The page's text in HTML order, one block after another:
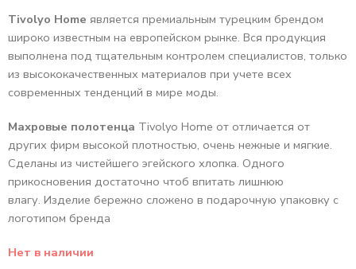
Tivolyo Home является премиальным турецким брендом
широко известным на европейском рынке. Вся продукция
выполнена под тщательным контролем специалистов, только
из высококачественных материалов при учете всех
современных тенденций в мире моды.
Махровые полотенца Tivolyo Home от отличается от
других фирм высокой плотностью, очень нежные и мягкие.
Сделаны из чистейшего эгейского хлопка. Одного
прикосновения достаточно чтоб впитать лишнюю
влагу. Изделие бережно сложено в подарочную упаковку с
логотипом бренда
Нет в наличии